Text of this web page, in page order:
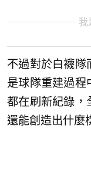
我
不過對於白襪隊
是球隊重建過程
都在刷新紀錄，
還能創造出什麼